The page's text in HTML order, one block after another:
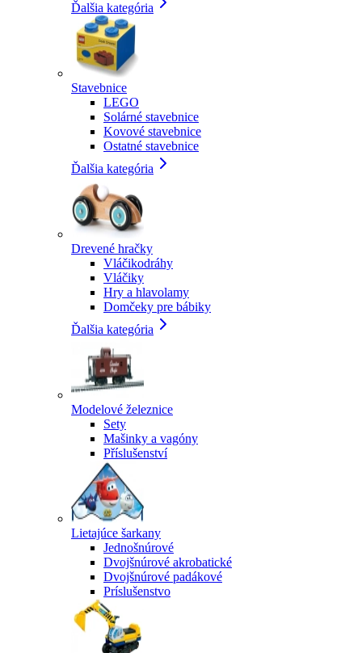
Ďalšia kategória
Stavebnice
LEGO
Solárné stavebnice
Kovové stavebnice
Ostatné stavebnice
Ďalšia kategória
Drevené hračky
Vláčikodráhy
Vláčiky
Hry a hlavolamy
Domčeky pre bábiky
Ďalšia kategória
Modelové železnice
Sety
Mašinky a vagóny
Příslušenství
Lietajúce šarkany
Jednošnúrové
Dvojšnúrové akrobatické
Dvojšnúrové padákové
Príslušenstvo